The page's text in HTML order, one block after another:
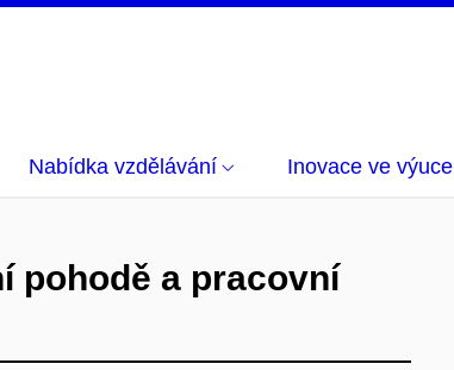
Nabídka vzdělávání Inovace ve výuce
pohodě a pracovní